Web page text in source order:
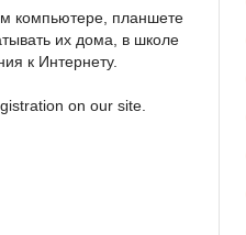
компьютере, планшете
их дома, в школе
к Интернету.
on our site.